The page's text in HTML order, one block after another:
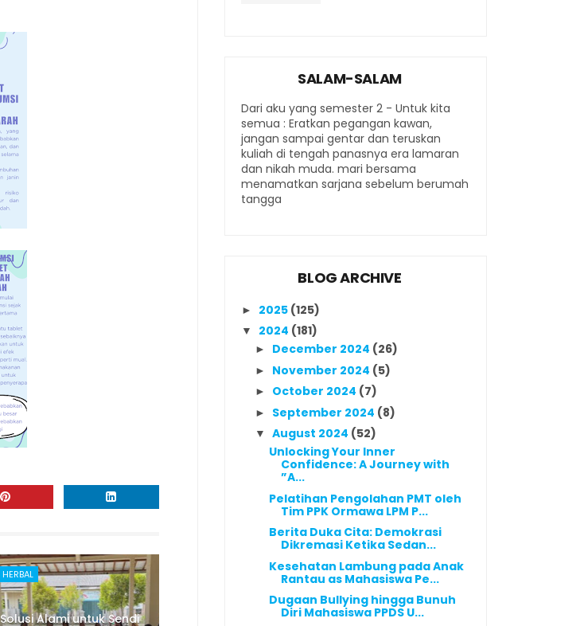
HERBAL
Solusi Alami untuk Sendi
SALAM-SALAM
Dari aku yang semester 2 - Untuk kita
semua : Eratkan pegangan kawan,
jangan sampai gentar dan teruskan
kuliah di tengah panasnya era lamaran
dan nikah muda. mari bersama
menamatkan sarjana sebelum berumah
tangga
BLOG ARCHIVE
► 2025 (125)
▼ 2024 (181)
► December 2024 (26)
► November 2024 (5)
► October 2024 (7)
► September 2024 (8)
▼ August 2024 (52)
Unlocking Your Inner
Confidence: A Journey with
”A...
Pelatihan Pengolahan PMT oleh
Tim PPK Ormawa LPM P...
Berita Duka Cita: Demokrasi
Dikremasi Ketika Sedan...
Kesehatan Lambung pada Anak
Rantau as Mahasiswa Pe...
Dugaan Bullying hingga Bunuh
Diri Mahasiswa PPDS U...